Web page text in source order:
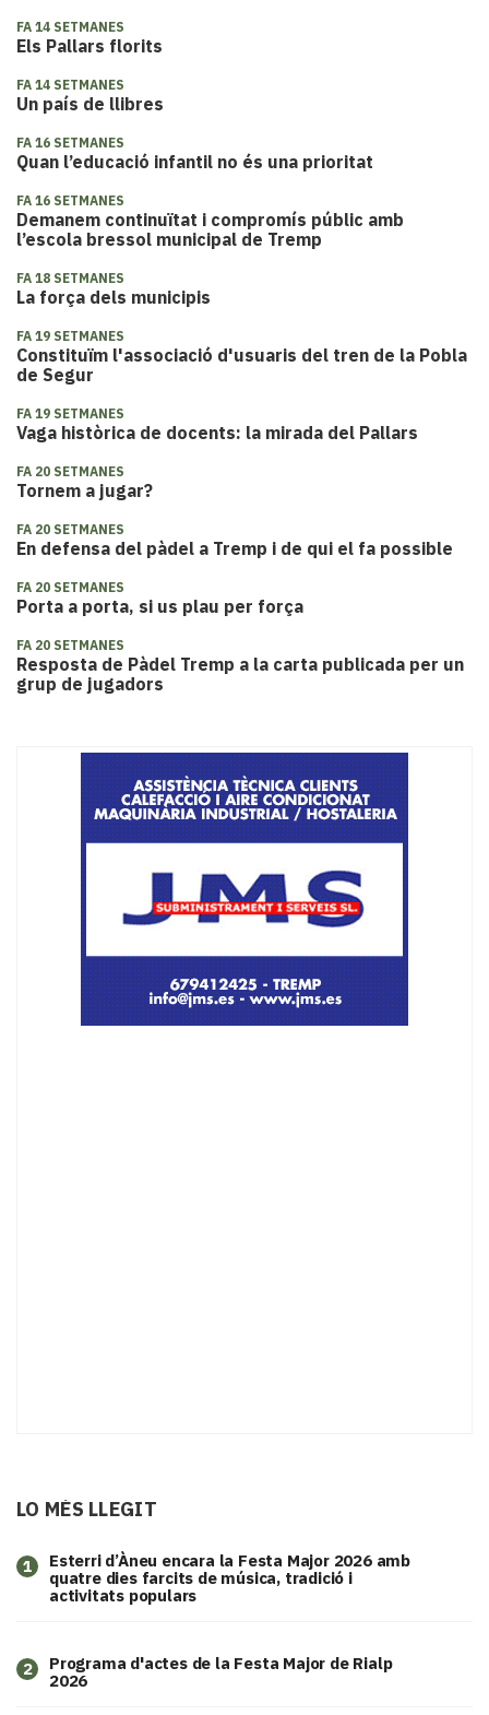
FA 14 SETMANES
Els Pallars florits
FA 14 SETMANES
Un país de llibres
FA 16 SETMANES
Quan l’educació infantil no és una prioritat
FA 16 SETMANES
Demanem continuïtat i compromís públic amb
l’escola bressol municipal de Tremp
FA 18 SETMANES
La força dels municipis
FA 19 SETMANES
Constituïm l'associació d'usuaris del tren de la Pobla
de Segur
FA 19 SETMANES
Vaga històrica de docents: la mirada del Pallars
FA 20 SETMANES
Tornem a jugar?
FA 20 SETMANES
En defensa del pàdel a Tremp i de qui el fa possible
FA 20 SETMANES
Porta a porta, si us plau per força
FA 20 SETMANES
Resposta de Pàdel Tremp a la carta publicada per un
grup de jugadors
LO MÉS LLEGIT
1
Esterri d’Àneu encara la Festa Major 2026 amb
quatre dies farcits de música, tradició i
activitats populars
2
Programa d'actes de la Festa Major de Rialp
2026